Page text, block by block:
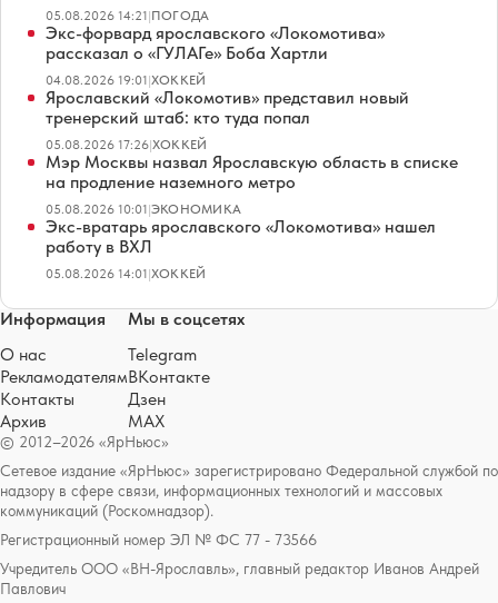
05.08.2026 14:21|ПОГОДА
Экс-форвард ярославского «Локомотива»
рассказал о «ГУЛАГе» Боба Хартли
04.08.2026 19:01|ХОККЕЙ
Ярославский «Локомотив» представил новый
тренерский штаб: кто туда попал
05.08.2026 17:26|ХОККЕЙ
Мэр Москвы назвал Ярославскую область в списке
на продление наземного метро
05.08.2026 10:01|ЭКОНОМИКА
Экс-вратарь ярославского «Локомотива» нашел
работу в ВХЛ
05.08.2026 14:01|ХОККЕЙ
© 2012–2026 «ЯрНьюс»
Сетевое издание «ЯрНьюс» зарегистрировано Федеральной службой по
надзору в сфере связи, информационных технологий и массовых
коммуникаций (Роскомнадзор).
Регистрационный номер ЭЛ № ФС 77 - 73566
Учредитель ООО «ВН-Ярославль», главный редактор Иванов Андрей
Павлович
Информация
О нас
Рекламодателям
Контакты
Архив
Мы в соцсетях
Telegram
ВКонтакте
Дзен
MAX